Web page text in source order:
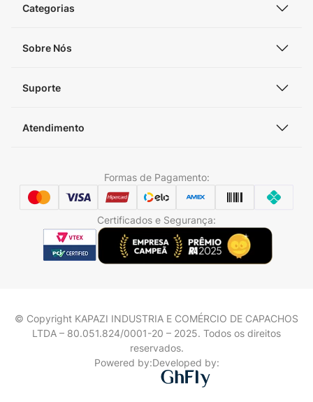
Categorias
Sobre Nós
Suporte
Atendimento
Formas de Pagamento:
Certificados e Segurança:
© Copyright KAPAZI INDUSTRIA E COMÉRCIO DE CAPACHOS
LTDA – 80.051.824/0001-20 – 2025. Todos os direitos
reservados.
Powered by:Developed by: